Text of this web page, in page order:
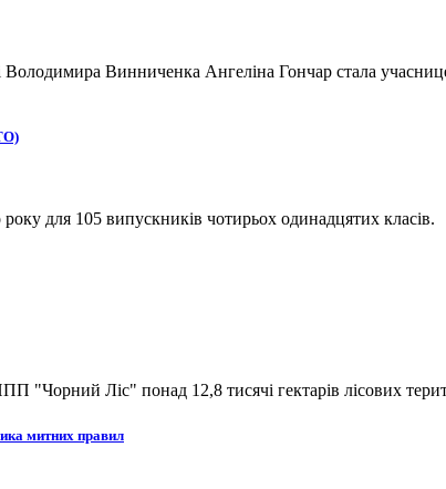
Володимира Винниченка Ангеліна Гончар стала
для 105 випускників чотирьох одинадцятих класів.
"Чорний Ліс" понад 12,8 тисячі гектарів лісових
митних правил